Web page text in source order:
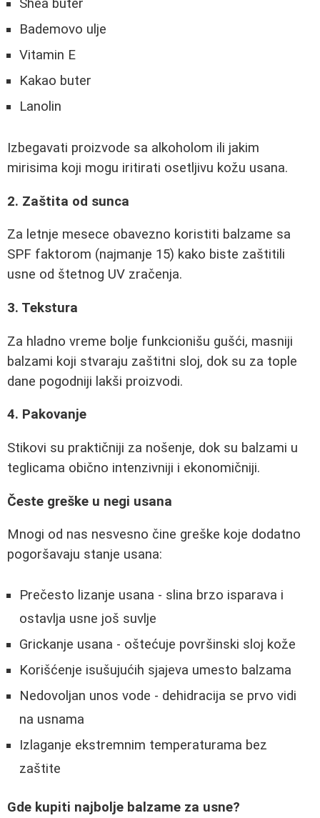
Shea buter
Bademovo ulje
Vitamin E
Kakao buter
Lanolin
Izbegavati proizvode sa alkoholom ili jakim
mirisima koji mogu iritirati osetljivu kožu usana.
2. Zaštita od sunca
Za letnje mesece obavezno koristiti balzame sa
SPF faktorom (najmanje 15) kako biste zaštitili
usne od štetnog UV zračenja.
3. Tekstura
Za hladno vreme bolje funkcionišu gušći, masniji
balzami koji stvaraju zaštitni sloj, dok su za tople
dane pogodniji lakši proizvodi.
4. Pakovanje
Stikovi su praktičniji za nošenje, dok su balzami u
teglicama obično intenzivniji i ekonomičniji.
Česte greške u negi usana
Mnogi od nas nesvesno čine greške koje dodatno
pogoršavaju stanje usana:
Prečesto lizanje usana - slina brzo isparava i
ostavlja usne još suvlje
Grickanje usana - oštećuje površinski sloj kože
Korišćenje isušujućih sjajeva umesto balzama
Nedovoljan unos vode - dehidracija se prvo vidi
na usnama
Izlaganje ekstremnim temperaturama bez
zaštite
Gde kupiti najbolje balzame za usne?